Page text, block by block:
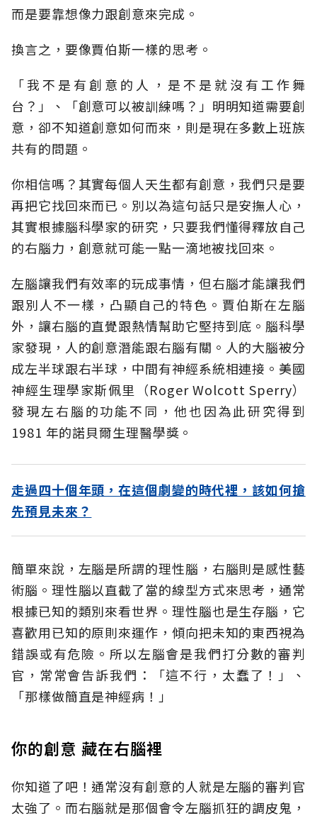
而是要靠想像力跟創意來完成。
換言之，要像賈伯斯一樣的思考。
「我不是有創意的人，是不是就沒有工作舞
台？」、「創意可以被訓練嗎？」明明知道需要創
意，卻不知道創意如何而來，則是現在多數上班族
共有的問題。
你相信嗎？其實每個人天生都有創意，我們只是要
再把它找回來而已。別以為這句話只是安撫人心，
其實根據腦科學家的研究，只要我們懂得釋放自己
的右腦力，創意就可能一點一滴地被找回來。
左腦讓我們有效率的玩成事情，但右腦才能讓我們
跟別人不一樣，凸顯自己的特色。賈伯斯在左腦
外，讓右腦的直覺跟熱情幫助它堅持到底。腦科學
家發現，人的創意潛能跟右腦有關。人的大腦被分
成左半球跟右半球，中間有神經系統相連接。美國
神經生理學家斯佩里（Roger Wolcott Sperry）
發現左右腦的功能不同，他也因為此研究得到
1981 年的諾貝爾生理醫學獎。
走過四十個年頭，在這個劇變的時代裡，該如何搶
先預見未來？
簡單來說，左腦是所謂的理性腦，右腦則是感性藝
術腦。理性腦以直截了當的線型方式來思考，通常
根據已知的類別來看世界。理性腦也是生存腦，它
喜歡用已知的原則來運作，傾向把未知的東西視為
錯誤或有危險。所以左腦會是我們打分數的審判
官，常常會告訴我們：「這不行，太蠢了！」、
「那樣做簡直是神經病！」
你的創意 藏在右腦裡
你知道了吧！通常沒有創意的人就是左腦的審判官
太強了。而右腦就是那個會令左腦抓狂的調皮鬼，